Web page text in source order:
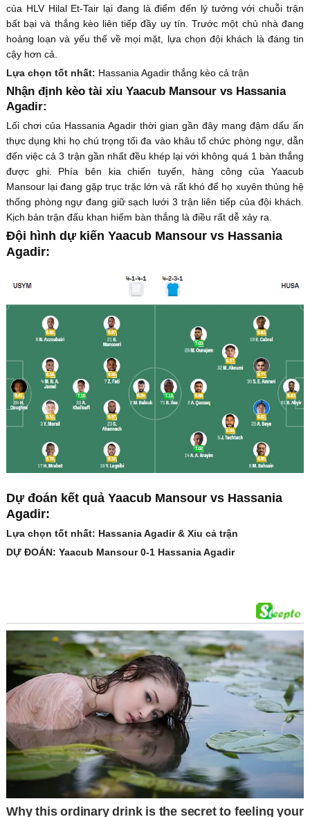
của HLV Hilal Et-Tair lại đang là điểm đến lý tưởng với chuỗi trận
bất bại và thắng kèo liên tiếp đầy uy tín. Trước một chủ nhà đang
hoảng loạn và yếu thế về mọi mặt, lựa chọn đội khách là đáng tin
cậy hơn cả.
Lựa chọn tốt nhất: Hassania Agadir thắng kèo cả trận
Nhận định kèo tài xỉu Yaacub Mansour vs Hassania
Agadir:
Lối chơi của Hassania Agadir thời gian gần đây mang đậm dấu ấn
thực dụng khi họ chú trọng tối đa vào khâu tổ chức phòng ngự, dẫn
đến việc cả 3 trận gần nhất đều khép lại với không quá 1 bàn thắng
được ghi. Phía bên kia chiến tuyến, hàng công của Yaacub
Mansour lại đang gặp trục trặc lớn và rất khó để họ xuyên thủng hệ
thống phòng ngự đang giữ sạch lưới 3 trận liên tiếp của đội khách.
Kịch bản trận đấu khan hiếm bàn thắng là điều rất dễ xảy ra.
Đội hình dự kiến Yaacub Mansour vs Hassania
Agadir:
Dự đoán kết quả Yaacub Mansour vs Hassania
Agadir:
Lựa chọn tốt nhất: Hassania Agadir & Xỉu cả trận
DỰ ĐOÁN: Yaacub Mansour 0-1 Hassania Agadir